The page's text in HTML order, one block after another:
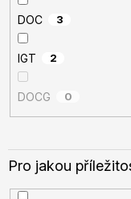
DOC 3
IGT 2
DOCG 0
Pro jakou